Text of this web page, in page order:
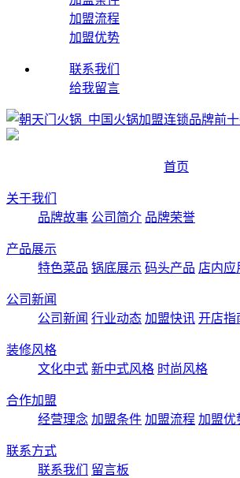
加盟流程
加盟优势
联系我们
给我留言
首页
关于我们
品牌故事 公司简介 品牌荣誉
产品展示
特色菜品 锅底展示 码头产品 店内应
公司新闻
公司新闻 行业动态 加盟快讯 开店指
装修风格
文化中式 新中式风格 时尚风格
合作加盟
经营理念 加盟条件 加盟流程 加盟优
联系方式
联系我们
留言板